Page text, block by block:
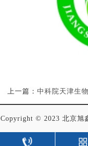
上一篇： 中科院天津生
Copyright © 2023 北京旭